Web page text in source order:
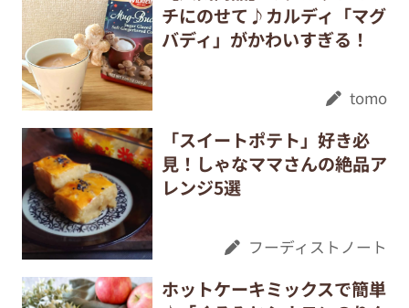
チにのせて♪カルディ「マグ
バディ」がかわいすぎる！
tomo
「スイートポテト」好き必
見！しゃなママさんの絶品ア
レンジ5選
フーディストノート
ホットケーキミックスで簡単